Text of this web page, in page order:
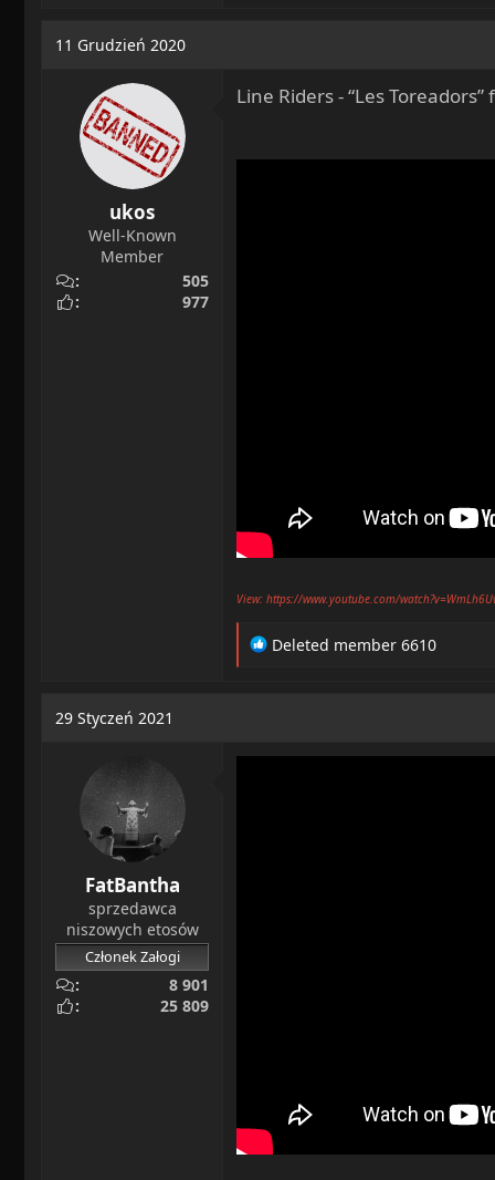
o
:
11 Grudzień 2020
ukos
Well-Known
Member
505
977
Line Riders - “Les
View: https://www.youtube.com/
R
Deleted member 6610
29 Styczeń 2021
FatBantha
sprzedawca
niszowych etosów
Członek Załogi
8 901
25 809